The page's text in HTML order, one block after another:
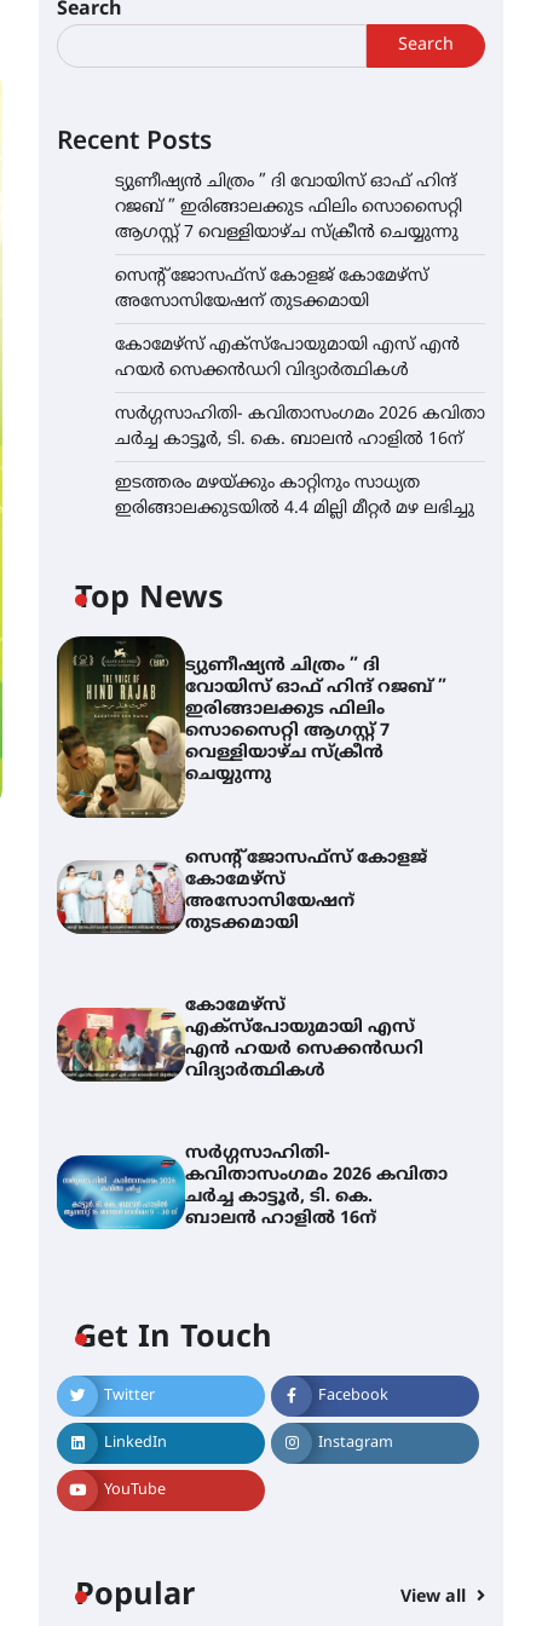
Search
Search
Recent Posts
ട്യുണീഷ്യൻ ചിത്രം ” ദി വോയിസ് ഓഫ് ഹിന്ദ്
റജബ് ” ഇരിങ്ങാലക്കുട ഫിലിം സൊസൈറ്റി
ആഗസ്റ്റ് 7 വെള്ളിയാഴ്ച സ്‌ക്രീൻ ചെയ്യുന്നു
സെന്റ് ജോസഫ്സ് കോളജ് കോമേഴ്‌സ്
അസോസിയേഷന് തുടക്കമായി
കോമേഴ്സ് എക്സ്പോയുമായി എസ് എൻ
ഹയർ സെക്കൻഡറി വിദ്യാർത്ഥികൾ
സർഗ്ഗസാഹിതി- കവിതാസംഗമം 2026 കവിതാ
ചർച്ച കാട്ടൂർ, ടി. കെ. ബാലൻ ഹാളിൽ 16ന്
ഇടത്തരം മഴയ്ക്കും കാറ്റിനും സാധ്യത
ഇരിങ്ങാലക്കുടയിൽ 4.4 മില്ലി മീറ്റർ മഴ ലഭിച്ചു
Top News
ട്യുണീഷ്യൻ ചിത്രം ” ദി
വോയിസ് ഓഫ് ഹിന്ദ് റജബ് ”
ഇരിങ്ങാലക്കുട ഫിലിം
സൊസൈറ്റി ആഗസ്റ്റ് 7
വെള്ളിയാഴ്ച സ്‌ക്രീൻ
ചെയ്യുന്നു
സെന്റ് ജോസഫ്സ് കോളജ്
കോമേഴ്‌സ്
അസോസിയേഷന്
തുടക്കമായി
കോമേഴ്സ്
എക്സ്പോയുമായി എസ്
എൻ ഹയർ സെക്കൻഡറി
വിദ്യാർത്ഥികൾ
സർഗ്ഗസാഹിതി-
കവിതാസംഗമം 2026 കവിതാ
ചർച്ച കാട്ടൂർ, ടി. കെ.
ബാലൻ ഹാളിൽ 16ന്
Get In Touch
Twitter Facebook
LinkedIn Instagram
YouTube
Popular View all